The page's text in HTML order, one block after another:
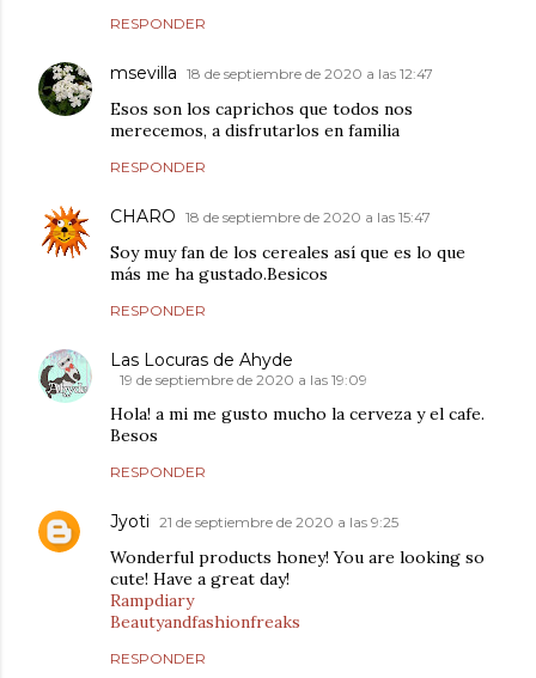
RESPONDER
msevilla 18 de septiembre de 2020 a las 12:47
Esos son los caprichos que todos nos
merecemos, a disfrutarlos en familia
RESPONDER
CHARO 18 de septiembre de 2020 a las 15:47
Soy muy fan de los cereales así que es lo que
más me ha gustado.Besicos
RESPONDER
Las Locuras de Ahyde
19 de septiembre de 2020 a las 19:09
Hola! a mi me gusto mucho la cerveza y el cafe.
Besos
RESPONDER
Jyoti 21 de septiembre de 2020 a las 9:25
Wonderful products honey! You are looking so
cute! Have a great day!
Rampdiary
Beautyandfashionfreaks
RESPONDER